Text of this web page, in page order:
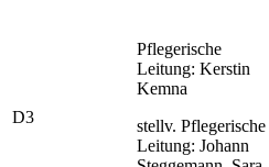
D3
Pflegerische
Leitung: Kerstin
Kemna
stellv. Pflegerische
Leitung: Johann